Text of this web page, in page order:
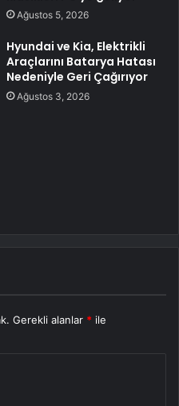
Ağustos 5, 2026
Hyundai ve Kia, Elektrikli
Araçlarını Batarya Hatası
Nedeniyle Geri Çağırıyor
Ağustos 3, 2026
Gerekli alanlar * ile